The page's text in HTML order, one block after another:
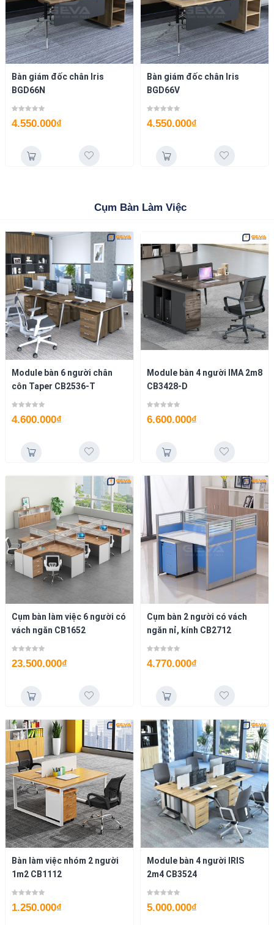
Bàn giám đốc chân Iris
BGD66N
4.550.000₫
Bàn giám đốc chân Iris
BGD66V
4.550.000₫
Cụm Bàn Làm Việc
Module bàn 6 người chân
côn Taper CB2536-T
4.600.000₫
Module bàn 4 người IMA 2m8
CB3428-D
6.600.000₫
Cụm bàn làm việc 6 người có
vách ngăn CB1652
23.500.000₫
Cụm bàn 2 người có vách
ngăn nỉ, kính CB2712
4.770.000₫
Bàn làm việc nhóm 2 người
1m2 CB1112
1.250.000₫
Module bàn 4 người IRIS
2m4 CB3524
5.000.000₫